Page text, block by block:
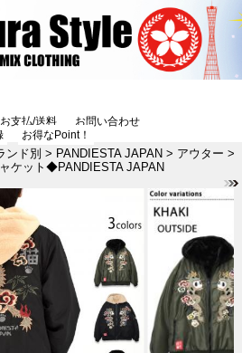
お支払/送料
お問い合わせ
お得なPoint！
ンド別 > PANDIESTA JAPAN > アウター >
ケット◆PANDIESTA JAPAN